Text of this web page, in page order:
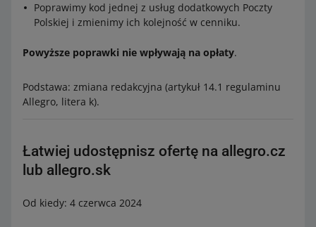
Poprawimy kod jednej z usług dodatkowych Poczty
Polskiej i zmienimy ich kolejność w cenniku.
Powyższe poprawki nie wpływają na opłaty.
Podstawa: zmiana redakcyjna (artykuł 14.1 regulaminu
Allegro, litera k).
Łatwiej udostępnisz ofertę na allegro.cz
lub allegro.sk
Od kiedy: 4 czerwca 2024